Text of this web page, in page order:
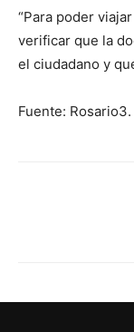
“Para poder
verificar que la
el ciudadano y
Fuente: Rosario3.